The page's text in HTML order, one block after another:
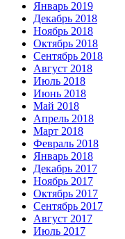
Январь 2019
Декабрь 2018
Ноябрь 2018
Октябрь 2018
Сентябрь 2018
Август 2018
Июль 2018
Июнь 2018
Май 2018
Апрель 2018
Март 2018
Февраль 2018
Январь 2018
Декабрь 2017
Ноябрь 2017
Октябрь 2017
Сентябрь 2017
Август 2017
Июль 2017